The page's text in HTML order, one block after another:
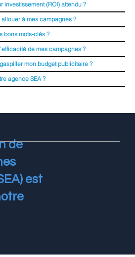
investissement (ROI) attendu ?
à mes campagnes ?
bons mots-clés ?
de mes campagnes ?
mon budget publicitaire ?
agence SEA ?
de
est